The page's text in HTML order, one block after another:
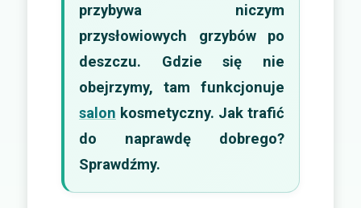
przybywa niczym
przysłowiowych grzybów po
deszczu. Gdzie się nie
obejrzymy, tam funkcjonuje
salon kosmetyczny. Jak trafić
do naprawdę dobrego?
Sprawdźmy.